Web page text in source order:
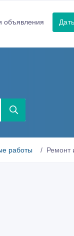
объявления
работы Ремонт